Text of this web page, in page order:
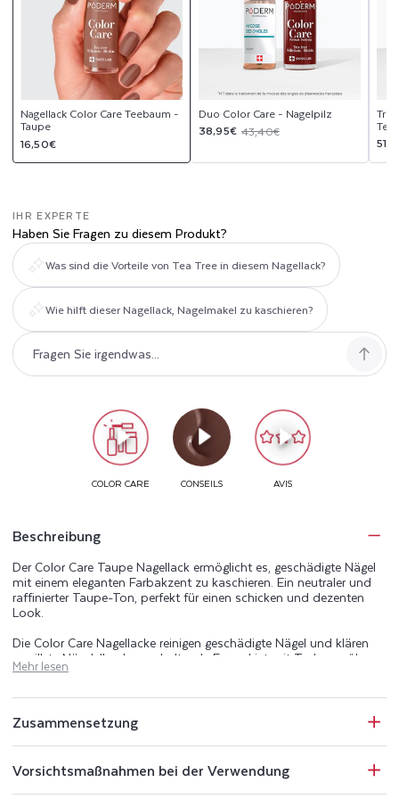
Nagellack Color Care Teebaum -
Taupe
Normaler
Preis
16,50€
Duo Color Care - Nagelpilz
Verkaufspreis
38,95€
Normaler43,40€
Trio
IHR EXPERTE
Haben Sie Fragen zu diesem Produkt?
Was sind die Vorteile von Tea Tree in diesem Nagellack?
Wie hilft dieser Nagellack, Nagelmakel zu kaschieren?
Beschreibung
Der Color Care Taupe Nagellack ermöglicht es, geschädigte Nägel
mit einem eleganten Farbakzent zu kaschieren. Ein neutraler und
raffinierter Taupe-Ton, perfekt für einen schicken und dezenten
Look.
Die Color Care Nagellacke reinigen geschädigte Nägel und klären
vergilbte Nägel. Ihre langanhaltende Formel ist mit Teebaumöl
angereichert, das für seine reinigenden Eigenschaften bekannt ist,
vorkommen. Die Color Care Reihe verschönert, reinigt und pflegt
Ihre Nägel.
Die perfekt deckenden Color Care Nagellacke schützen die Nägel
zudem vor UV-Strahlen und kaschieren Unregelmäßigkeiten. Die
Color Care Maniküre-Serie umfasst einen Base Coat, 25 Farbtöne
Mehr lesen
Zusammensetzung
Vorsichtsmaßnahmen bei der Verwendung